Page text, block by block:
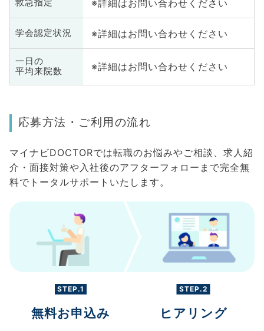
救急指定 ※詳細はお問い合わせください
学会認定状況 ※詳細はお問い合わせください
一日の
平均来院数
※詳細はお問い合わせください
応募方法・ご利用の流れ
マイナビDOCTORでは転職のお悩みやご相談、求人紹
介・面接対策や入社後のアフターフォローまで完全無
料でトータルサポートいたします。
STEP.1
無料お申込み
STEP.2
ヒアリング